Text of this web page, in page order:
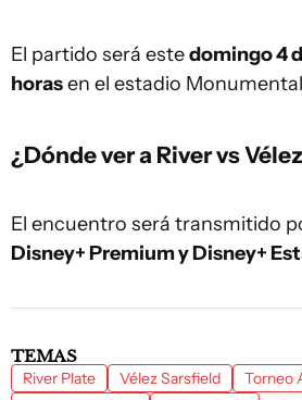
El partido será estedomingo 4
horasen el estadio
¿Dónde ver a River vs
El encuentro será transmitido
Disney+ Premium y Disney+
TEMAS
River Plate Vélez Sarsfield
Torneo